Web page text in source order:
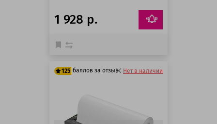
1 928 р.
125 баллов за отзыв Нет в наличии